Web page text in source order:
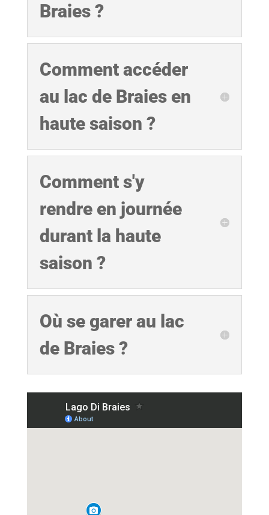
Braies ?
Comment accéder
au lac de Braies en
haute saison ?
Comment s'y
rendre en journée
durant la haute
saison ?
Où se garer au lac
de Braies ?